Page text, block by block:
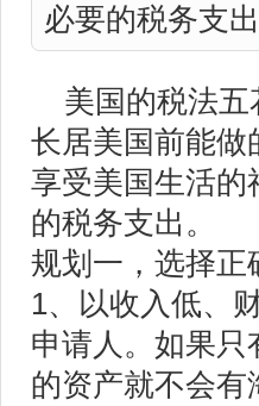
必要的税务支
美国的税法
长居美国前能做
享受美国生活的
的税务支出。
规划一，选择正
1、以收入低、
申请人。如果
的资产就不会